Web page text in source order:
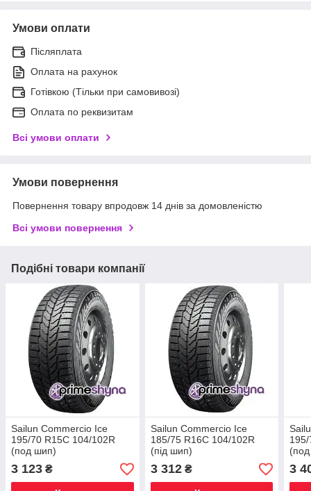
Умови оплати
Післяплата
Оплата на рахунок
Готівкою (Тільки при самовивозі)
Оплата по реквизитам
Всі умови оплати
Умови повернення
Повернення товару впродовж 14 днів за домовленістю
Всі умови повернення
Подібні товари компанії
Sailun Commercio Ice
195/70 R15C 104/102R
(под шип)
3 123 ₴
Sailun Commercio Ice
185/75 R16C 104/102R
(під шип)
3 312₴ 3